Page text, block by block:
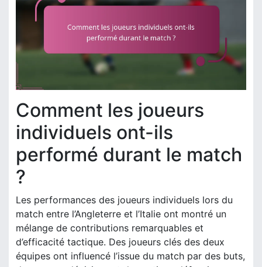
Comment les joueurs
individuels ont-ils
performé durant le match
?
Les performances des joueurs individuels lors du
match entre l’Angleterre et l’Italie ont montré un
mélange de contributions remarquables et
d’efficacité tactique. Des joueurs clés des deux
équipes ont influencé l’issue du match par des buts,